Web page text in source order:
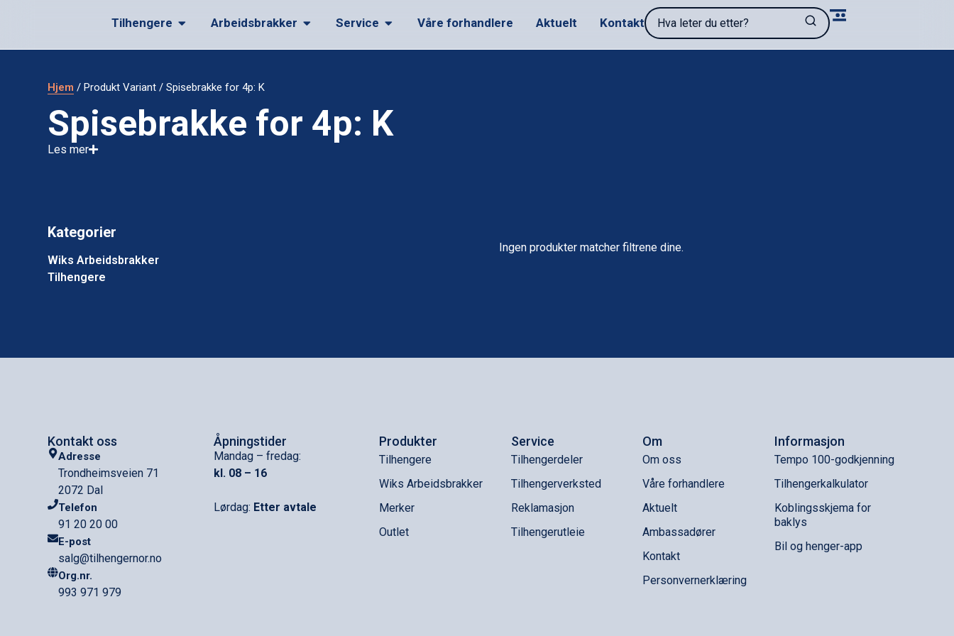
Tilhengere Arbeidsbrakker Service Våre forhandlere Aktuelt Kontakt
Hva leter du etter?
Hjem / Produkt Variant / Spisebrakke for 4p: K
Spisebrakke for 4p: K
Les mer
Kategorier
Wiks Arbeidsbrakker
Tilhengere
Ingen produkter matcher filtrene dine.
Kontakt oss
Adresse
Trondheimsveien 71
2072 Dal
Telefon
91 20 20 00
E-post
salg@tilhengernor.no
Org.nr.
993 971 979
Åpningstider
Mandag – fredag:
kl. 08 – 16
Lørdag: Etter avtale
Produkter
Tilhengere
Wiks Arbeidsbrakker
Merker
Outlet
Service
Tilhengerdeler
Tilhengerverksted
Reklamasjon
Tilhengerutleie
Om
Om oss
Våre forhandlere
Aktuelt
Ambassadører
Kontakt
Personvernerklæring
Informasjon
Tempo 100-godkjenning
Tilhengerkalkulator
Koblingsskjema for
baklys
Bil og henger-app